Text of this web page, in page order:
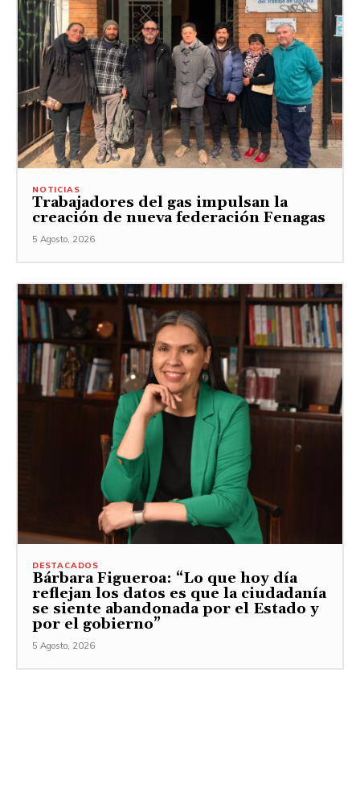
NOTICIAS
Trabajadores del gas impulsan la
creación de nueva federación Fenagas
5 Agosto, 2026
DESTACADOS
Bárbara Figueroa: “Lo que hoy día
reflejan los datos es que la ciudadanía
se siente abandonada por el Estado y
por el gobierno”
5 Agosto, 2026